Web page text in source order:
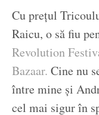
Cu prețul
Raicu, o să fiu
Revolution
Bazaar. Cine nu
între mine și
cel mai sigur în